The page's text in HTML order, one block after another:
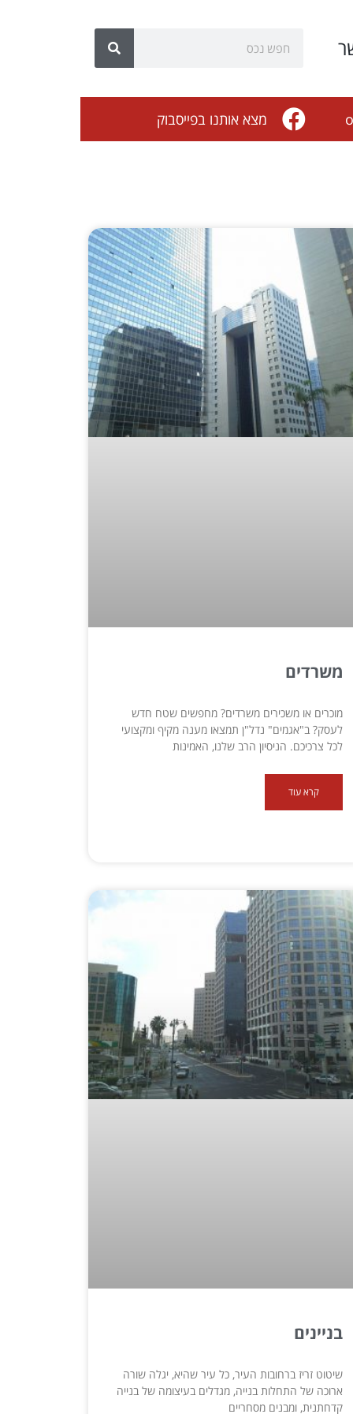
מצא אותנו בפייסבוק
משרדים
מוכרים או משכירים משרדים? מחפשים שטח חדש
לעסק? ב"אגמים" נדל"ן תמצאו מענה מקיף ומקצועי
לכל צרכיכם. הניסיון הרב שלנו, האמינות
קרא עוד
בניינים
שיטוט זריז ברחובות העיר, כל עיר שהיא, יגלה שורה
ארוכה של התחלות בנייה, מגדלים בעיצומה של בנייה
קדחתנית, ומבנים מסחריים